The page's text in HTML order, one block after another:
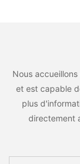
Nous
et est capable
plus
directement